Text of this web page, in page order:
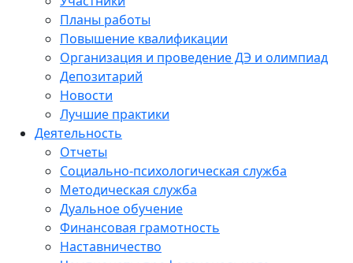
Планы работы
Повышение квалификации
Организация и проведение ДЭ и олимпиад
Депозитарий
Новости
Лучшие практики
Деятельность
Отчеты
Социально-психологическая служба
Методическая служба
Дуальное обучение
Финансовая грамотность
Наставничество